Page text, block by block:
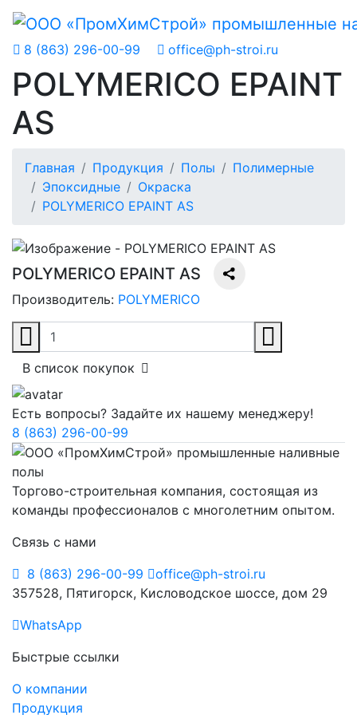
8 (863) 296-00-99 office@ph-stroi.ru
POLYMERICO EPAINT
AS
Главная Продукция Полы
Полимерные
Эпоксидные
Окраска
POLYMERICO EPAINT AS
POLYMERICO EPAINT AS
Производитель: POLYMERICO
В список покупок
Есть вопросы? Задайте их нашему менеджеру!
8 (863) 296-00-99
Торгово-строительная компания, состоящая из
команды профессионалов с многолетним опытом.
Связь с нами
8 (863) 296-00-99
office@ph-stroi.ru
357528, Пятигорск, Кисловодское шоссе, дом 29
WhatsApp
Быстрые ссылки
О компании
Продукция